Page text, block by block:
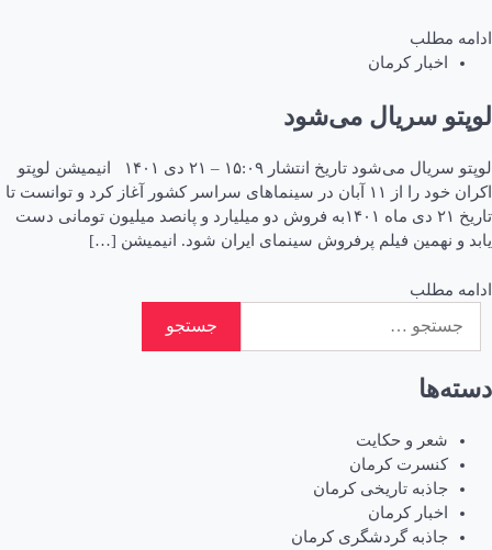
ادامه مطلب
اخبار کرمان
لوپتو سریال می‌شود
لوپتو سریال می‌شود تاریخ انتشار ۱۵:۰۹ – ۲۱ دی ۱۴۰۱ انیمیشن لوپتو
اکران خود را از ۱۱ آبان در سینماهای سراسر کشور آغاز کرد و توانست تا
تاریخ ۲۱ دی ماه ۱۴۰۱به فروش دو میلیارد و پانصد میلیون تومانی دست
یابد و نهمین فیلم پرفروش سینمای ایران شود. انیمیشن […]
ادامه مطلب
برای:
دسته‌ها
شعر و حکایت
کنسرت کرمان
جاذبه تاریخی کرمان
اخبار کرمان
جاذبه گردشگری کرمان